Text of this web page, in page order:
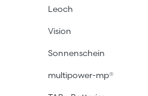
Leoch
Vision
Sonnenschein
multipower-mp®